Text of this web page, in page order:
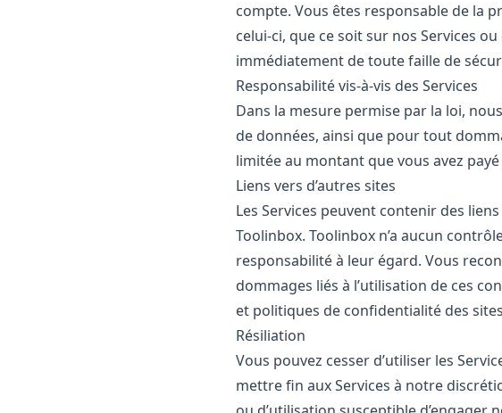
compte. Vous êtes responsable de la
celui‑ci, que ce soit sur nos Services
immédiatement de toute faille de
Responsabilité vis‑à‑vis des Services
Dans la mesure permise par la loi,
de données, ainsi que pour tout
limitée au montant que vous avez
Liens vers d’autres sites
Les Services peuvent contenir des
Toolinbox. Toolinbox n’a aucun
responsabilité à leur égard. Vous
dommages liés à l’utilisation de ces
et politiques de confidentialité des
Résiliation
Vous pouvez cesser d’utiliser les
mettre fin aux Services à notre